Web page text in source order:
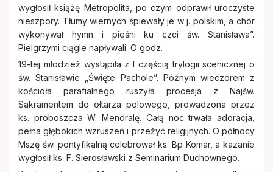
wygłosił książę Metropolita, po czym odprawił uroczyste
nieszpory. Tłumy wiernych śpiewały je w j. polskim, a chór
wykonywał hymn i pieśni ku czci św. Stanisława”.
Pielgrzymi ciągle napływali. O godz.
19-tej młodzież wystąpiła z I częścią trylogii scenicznej o
św. Stanisławie „Święte Pachole”. Późnym wieczorem z
kościoła parafialnego ruszyła procesja z Najśw.
Sakramentem do ołtarza polowego, prowadzona przez
ks. proboszcza W. Mendralę. Całą noc trwała adoracja,
pełna głębokich wzruszeń i przeżyć religijnych. O północy
Mszę św. pontyfikalną celebrował ks. Bp Komar, a kazanie
wygłosił ks. F. Sierosławski z Seminarium Duchownego.